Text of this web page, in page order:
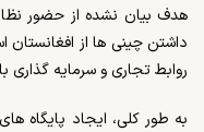
هدف بیان نشده از حضور
داشتن چینی ها از
روابط تجاری و سرمایه گذاری
به طور کلی، ایجاد پایگاه